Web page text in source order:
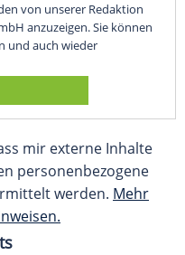
von unserer Redaktion
anzuzeigen. Sie können
und auch wieder
mir externe Inhalte
personenbezogene
werden. Mehr